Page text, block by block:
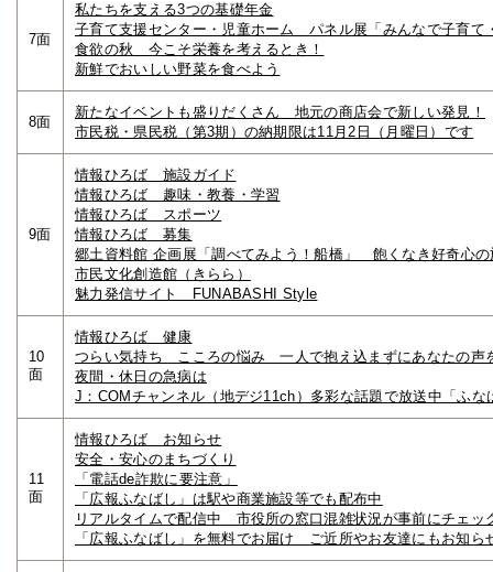
7面
私たちを支える3つの基礎年金
子育て支援センター・児童ホーム パネル展「みんなで子育て
食欲の秋 今こそ栄養を考えるとき！
新鮮でおいしい野菜を食べよう
8面
新たなイベントも盛りだくさん 地元の商店会で新しい発見！
市民税・県民税（第3期）の納期限は11月2日（月曜日）です
9面
情報ひろば 施設ガイド
情報ひろば 趣味・教養・学習
情報ひろば スポーツ
情報ひろば 募集
郷土資料館 企画展「調べてみよう！船橋」 飽くなき好奇心の
市民文化創造館（きらら）
魅力発信サイト FUNABASHI Style
10
面
情報ひろば 健康
つらい気持ち こころの悩み 一人で抱え込まずにあなたの声
夜間・休日の急病は
J：COMチャンネル（地デジ11ch）多彩な話題で放送中「ふ
11
面
情報ひろば お知らせ
安全・安心のまちづくり
「電話de詐欺に要注意」
「広報ふなばし」は駅や商業施設等でも配布中
リアルタイムで配信中 市役所の窓口混雑状況が事前にチェッ
「広報ふなばし」を無料でお届け ご近所やお友達にもお知ら